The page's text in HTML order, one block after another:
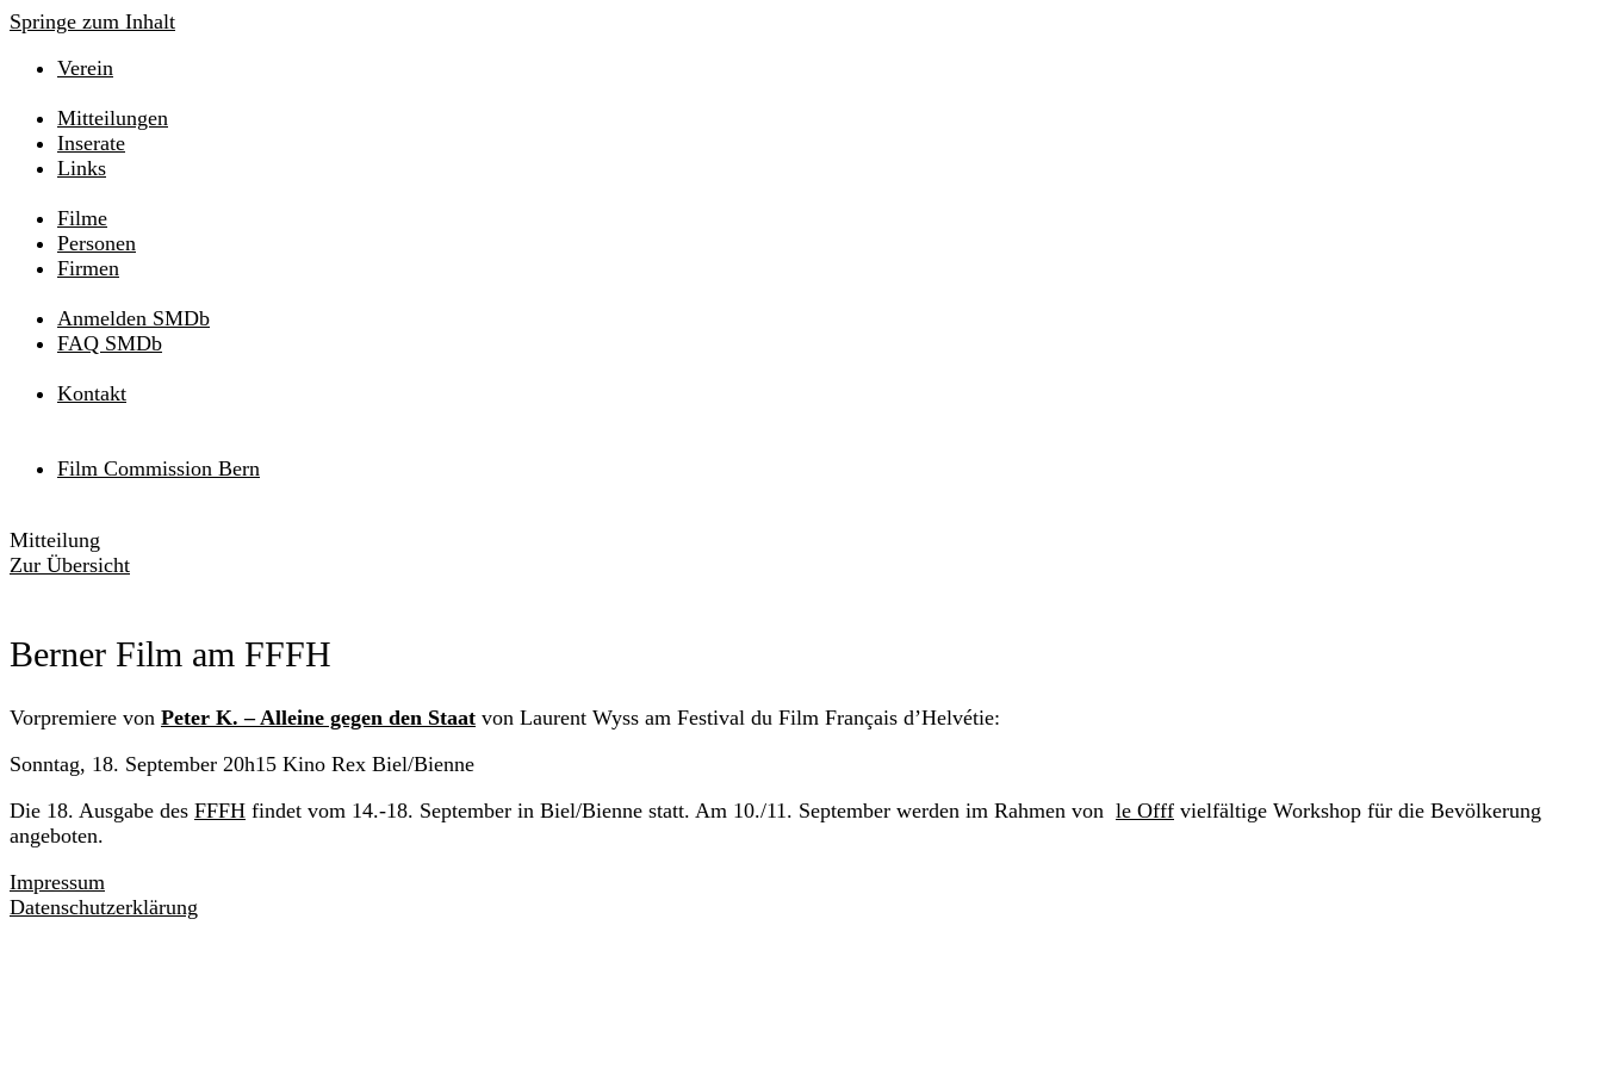
Springe zum Inhalt
Verein
Mitteilungen
Inserate
Links
Filme
Personen
Firmen
Anmelden SMDb
FAQ SMDb
Kontakt
Film Commission Bern
Mitteilung
Zur Übersicht
Berner Film am FFFH
Vorpremiere von Peter K. – Alleine gegen den Staat von Laurent Wyss am Festival du Film Français d’Helvétie:
Sonntag, 18. September 20h15 Kino Rex Biel/Bienne
Die 18. Ausgabe des FFFH findet vom 14.-18. September in Biel/Bienne statt. Am 10./11. September werden im Rahmen von le Offf vielfältige Workshop für die Bevölkerung
angeboten.
Impressum
Datenschutzerklärung